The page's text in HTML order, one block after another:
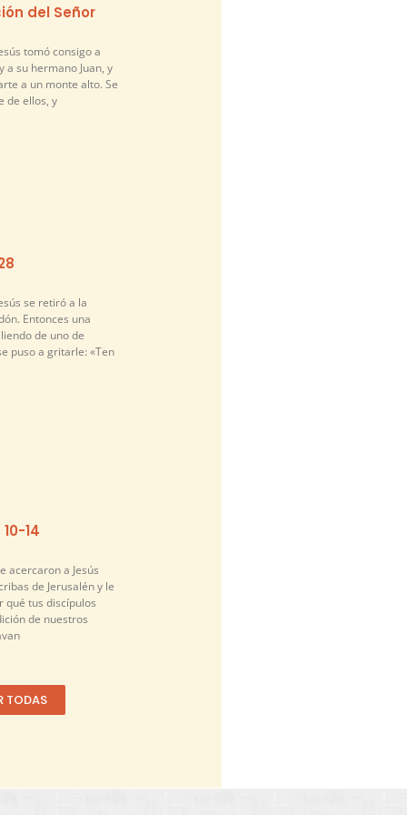
del Señor
tomó consigo a
a su hermano Juan, y
a un monte alto. Se
de ellos, y
se retiró a la
Entonces una
de uno de
puso a gritarle: «Ten
14
acercaron a Jesús
de Jerusalén y le
qué tus discípulos
de nuestros
TODAS